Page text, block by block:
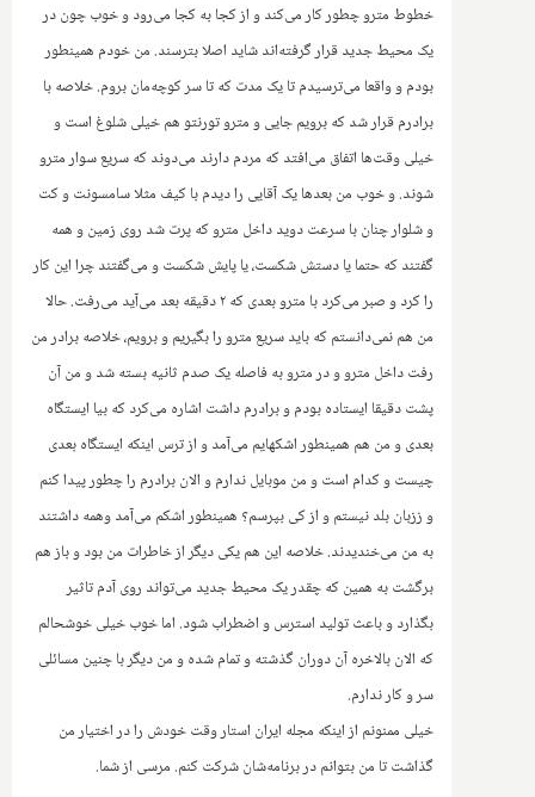
خطوط مترو چطور کار می‌کند و از کجا به کجا می‌رود و خوب چون در
یک محیط جدید قرار گرفته‌اند شاید اصلا بترسند. من خودم همینطور
بودم و واقعا می‌ترسیدم تا یک مدت که تا سر کوچه‌مان بروم.‌ خلاصه با
برادرم قرار شد که برویم جایی و مترو تورنتو هم خیلی شلوغ است و
خیلی وقت‌ها اتفاق می‌افتد که مردم دارند می‌دوند که سریع سوار مترو
شوند. و خوب من بعدها یک آقایی را دیدم با کیف مثلا سامسونت و کت‌
و شلوار‌ چنان با سرعت دوید داخل مترو که پرت شد روی زمین و همه
گفتند که حتما یا دستش شکست، یا پایش شکست و می‌گفتند چرا این کار
را کرد و صبر می‌کرد با مترو بعدی که ۲ دقیقه بعد می‌آید می‌رفت.‌ حالا
من هم نمی‌دانستم که باید سریع مترو را بگیریم و برویم، خلاصه برادر من
رفت داخل مترو و در مترو به فاصله یک صدم ثانیه بسته شد و من آن
پشت دقیقا ایستاده بودم و برادرم داشت اشاره می‌کرد که بیا ایستگاه‌
بعدی و من هم همینطور اشکهایم می‌آمد و از ترس اینکه ایستگاه بعدی
چیست و کدام است و من موبایل ندارم و الان برادرم را چطور پیدا کنم
و ززبان بلد نیستم و از کی بپرسم؟ همینطور اشکم می‌آمد وهمه داشتند
به من می‌خندیدند. خلاصه این هم‌ یکی دیگر از خاطرات من بود و باز هم
برگشت به همین که چقدر یک محیط جدید می‌تواند روی آدم تاثیر
بگذارد و باعث تولید استرس و اضطراب شود. اما خوب خیلی خوشحالم
که الان بالاخره آن دوران گذشته و تمام شده و من دیگر با چنین مسائلی
سر و کار ندارم.
‌خیلی ممنونم از اینکه مجله ایران استار وقت خودش را در اختیار من
گذاشت تا من بتوانم در برنامه‌شان شرکت کنم. مرسی از شما.